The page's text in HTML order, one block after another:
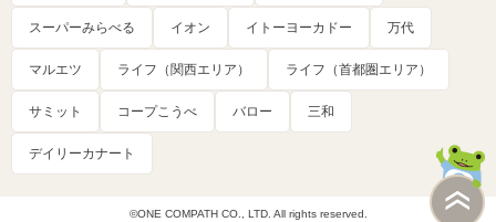
スーパーみらべる イオン イトーヨーカドー 万代
マルエツ ライフ（関西エリア） ライフ（首都圏エリア）
サミット コープこうべ バロー 三和
デイリーカナート
©ONE COMPATH CO., LTD. All rights reserved.